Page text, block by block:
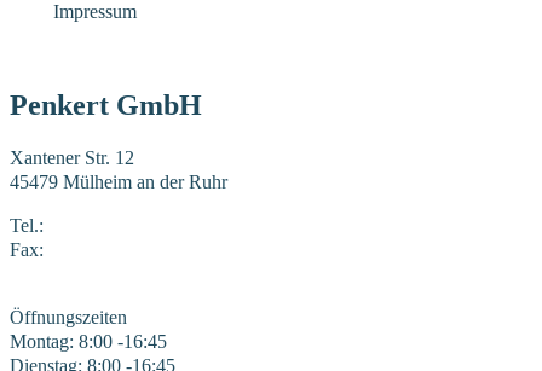
Impressum
Penkert GmbH
Xantener Str. 12
45479 Mülheim an der Ruhr
Tel.:
Fax:
Öffnungszeiten
Montag: 8:00 -16:45
Dienstag: 8:00 -16:45